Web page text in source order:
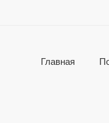
Главная